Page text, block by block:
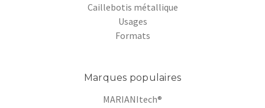
Caillebotis métallique
Usages
Formats
Marques populaires
MARIANItech®